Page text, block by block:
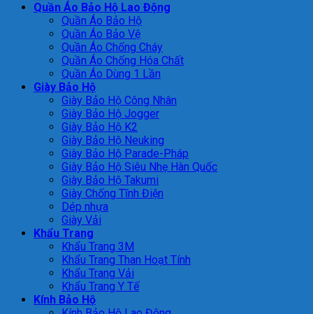
Quần Áo Bảo Hộ Lao Động
Quần Áo Bảo Hộ
Quần Áo Bảo Vệ
Quần Áo Chống Cháy
Quần Áo Chống Hóa Chất
Quần Áo Dùng 1 Lần
Giày Bảo Hộ
Giày Bảo Hộ Công Nhân
Giày Bảo Hộ Jogger
Giày Bảo Hộ K2
Giày Bảo Hộ Neuking
Giày Bảo Hộ Parade-Pháp
Giày Bảo Hộ Siêu Nhẹ Hàn Quốc
Giày Bảo Hộ Takumi
Giày Chống Tĩnh Điện
Dép nhựa
Giày Vải
Khẩu Trang
Khẩu Trang 3M
Khẩu Trang Than Hoạt Tính
Khẩu Trang Vải
Khẩu Trang Y Tế
Kính Bảo Hộ